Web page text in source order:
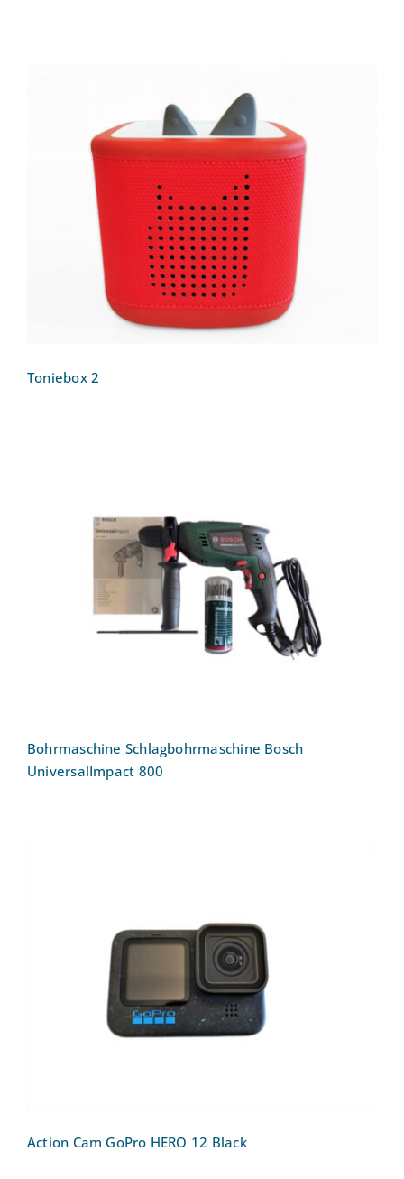
Toniebox 2
Toniebox 2
Bohrmaschine Schlagbohrmaschine
Bosch UniversalImpact 800
Bohrmaschine Schlagbohrmaschine Bosch
UniversalImpact 800
Action Cam GoPro HERO 12 Black
Action Cam GoPro HERO 12 Black